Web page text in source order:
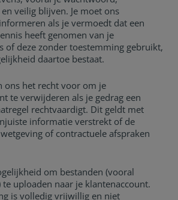
veilig blijven. Je moet ons
als je vermoedt dat een
heeft genomen van je
of deze zonder toestemming gebruikt,
daartoe bestaat.
ons het recht voor om je
te verwijderen als je gedrag een
rechtvaardigt. Dit geldt met
informatie verstrekt of de
of contractuele afspraken
om bestanden (vooral
te uploaden naar je klantenaccount.
is volledig vrijwillig en niet